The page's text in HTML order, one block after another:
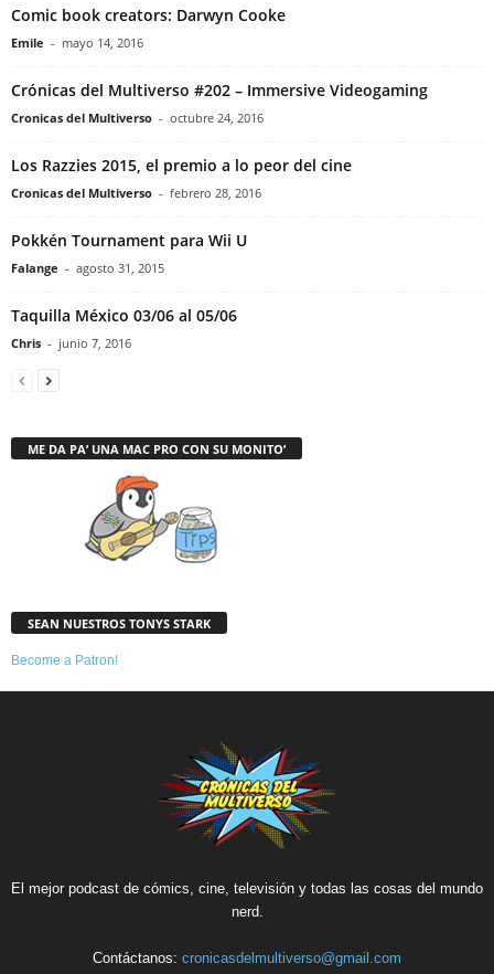
Comic book creators: Darwyn Cooke
Emile - mayo 14, 2016
Crónicas del Multiverso #202 – Immersive Videogaming
Cronicas del Multiverso - octubre 24, 2016
Los Razzies 2015, el premio a lo peor del cine
Cronicas del Multiverso - febrero 28, 2016
Pokkén Tournament para Wii U
Falange - agosto 31, 2015
Taquilla México 03/06 al 05/06
Chris - junio 7, 2016
ME DA PA’ UNA MAC PRO CON SU MONITO’
SEAN NUESTROS TONYS STARK
Become a Patron!
El mejor podcast de cómics, cine, televisión y todas las cosas del mundo
nerd.
Contáctanos: cronicasdelmultiverso@gmail.com